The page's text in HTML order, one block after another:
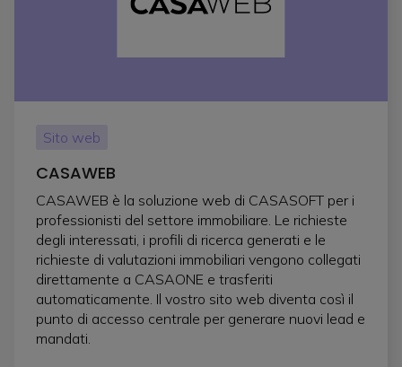
Sito web
CASAWEB
CASAWEB è la soluzione web di CASASOFT per i
professionisti del settore immobiliare. Le richieste
degli interessati, i profili di ricerca generati e le
richieste di valutazioni immobiliari vengono collegati
direttamente a CASAONE e trasferiti
automaticamente. Il vostro sito web diventa così il
punto di accesso centrale per generare nuovi lead e
mandati.